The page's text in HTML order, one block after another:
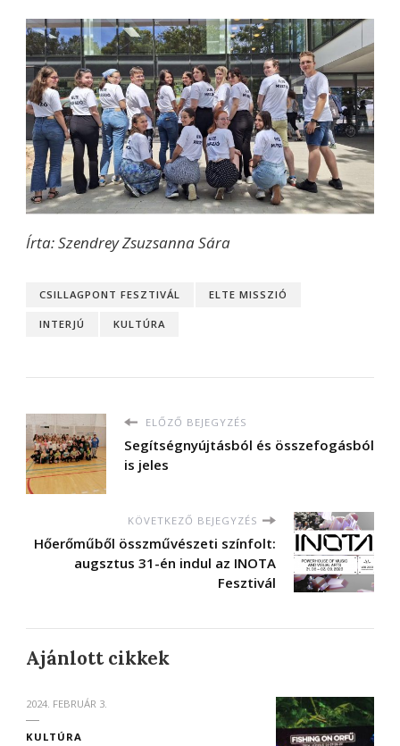
Írta: Szendrey Zsuzsanna Sára
CSILLAGPONT FESZTIVÁL ELTE MISSZIÓ
INTERJÚ KULTÚRA
ELŐZŐ BEJEGYZÉS
Segítségnyújtásból és összefogásból
is jeles
KÖVETKEZŐ BEJEGYZÉS
Hőerőműből összművészeti színfolt:
augsztus 31-én indul az INOTA
Fesztivál
Ajánlott cikkek
2024. FEBRUÁR 3.
KULTÚRA